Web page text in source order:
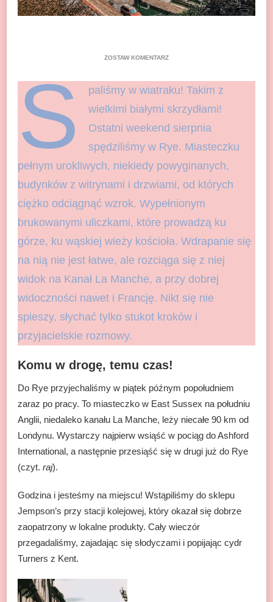
ZOSTAW KOMENTARZDO
WIATRAKU!
W
RYE
S
paliśmy w wiatraku! Takim z
wielkimi białymi skrzydłami!
Ostatni weekend sierpnia
spędziliśmy w Rye. Miasteczku
pełnym urokliwych, niekiedy powyginanych,
budynków z witrynami i drzwiami, od których
ciężko odciągnąć wzrok. Wypełnionym
brukowanymi uliczkami, które prowadzą ku
górze, ku wąskiej wieży kościoła. Wdrapanie się
na nią nie jest łatwe, ale rozciąga się z niej
widok na Kanał La Manche, a przy dobrej
widoczności nawet i Francję. Nikt się nie
spieszy, słychać tylko stukot kroków i
przyjacielskie rozmowy.
Komu w drogę, temu czas!
Do Rye przyjechaliśmy w piątek późnym popołudniem
zaraz po pracy. To miasteczko w East Sussex na południu
Anglii, niedaleko kanału La Manche, leży niecałe 90 km od
Londynu. Wystarczy najpierw wsiąść w pociąg do Ashford
International, a następnie przesiąść się w drugi już do Rye
(czyt. raj).
Godzina i jesteśmy na miejscu! Wstąpiliśmy do sklepu
Jempson’s przy stacji kolejowej, który okazał się dobrze
zaopatrzony w lokalne produkty. Cały wieczór
przegadaliśmy, zajadając się słodyczami i popijając cydr
Turners z Kent.